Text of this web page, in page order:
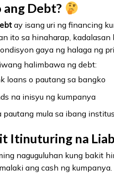
ang Debt?
ay isang uri ng financing
ito sa hinaharap,
gaya ng halaga ng
halimbawa ng debt:
loans o pautang sa bangko
na inisyu ng kumpanya
pautang mula sa ibang
Itinuturing na
naguguluhan kung bakit
ang cash ng